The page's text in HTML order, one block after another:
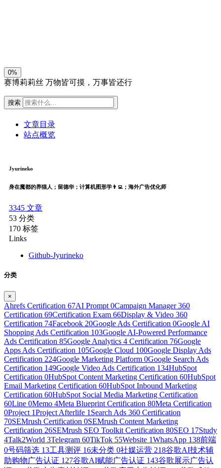
0%
赛博莉莉丝 万物皆可摸，万事皆还行
搜索
文章目录
站点概览
Jyurineko
身在魔都的养猫人；留德华；计算机图形学👨‍💻；海外广告优化师
3345 文章
53 分类
170 标签
Links
Github-Jyurineko
分类
×
Ahrefs Certification 67AI Prompt 0Campaign Manager 360
Certification 69Certification Exam 66Display & Video 360
Certification 74Facebook 20Google Ads Certification 0Google AI
Shopping Ads Certification 103Google AI-Powered Performance
Ads Certification 85Google Analytics 4 Certification 76Google
Apps Ads Certification 105Google Cloud 100Google Display Ads
Certification 224Google Marketing Platform 0Google Search Ads
Certification 149Google Video Ads Certification 134HubSpot
Certification 0HubSpot Content Marketing Certification 60HubSpot
Email Marketing Certification 60HubSpot Inbound Marketing
Certification 60HubSpot Social Media Marketing Certification
60Line 0Memo 4Meta Blueprint Certification 80Meta Certification
0Project 1Project Afterlife 1 Search Ads 360 Certification
70SEMrush Certification 0SEMrush Content Marketing
Certification 26SEMrush SEO Toolkit Certification 80SEO 17Study
4Talk2World 3Telegram 60TikTok 55Website 1WhatsApp 138前端
0号码筛选 13工具测评 16未分类 0社媒运营 218谷歌AI技术辅
助购物广告认证 127谷歌AI赋能广告认证 143谷歌展示广告认